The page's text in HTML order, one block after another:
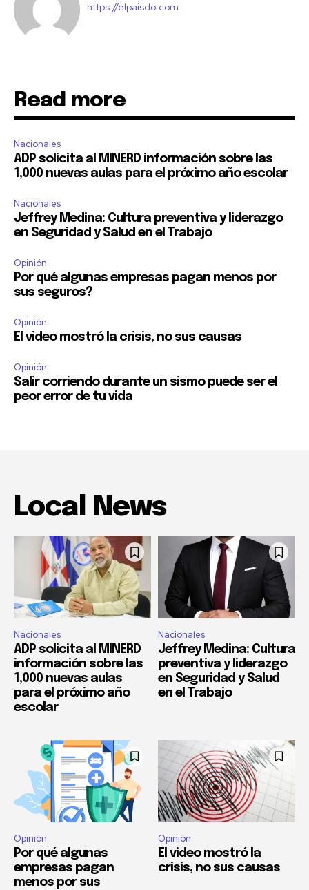
https://elpaisdo.com
Read more
Nacionales
ADP solicita al MINERD información sobre las
1,000 nuevas aulas para el próximo año escolar
Nacionales
Jeffrey Medina: Cultura preventiva y liderazgo
en Seguridad y Salud en el Trabajo
Opinión
Por qué algunas empresas pagan menos por
sus seguros?
Opinión
El video mostró la crisis, no sus causas
Opinión
Salir corriendo durante un sismo puede ser el
peor error de tu vida
Local News
Nacionales
ADP solicita al MINERD
información sobre las
1,000 nuevas aulas
para el próximo año
escolar
Nacionales
Jeffrey Medina: Cultura
preventiva y liderazgo
en Seguridad y Salud
en el Trabajo
Opinión
Por qué algunas
empresas pagan
menos por sus
Opinión
El video mostró la
crisis, no sus causas